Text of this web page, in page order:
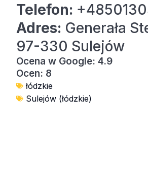
Telefon:
Adres: Generała
97-330 Sulejów
Ocena w Google: 4.9
Ocen: 8
łódzkie
Sulejów (łódzkie)